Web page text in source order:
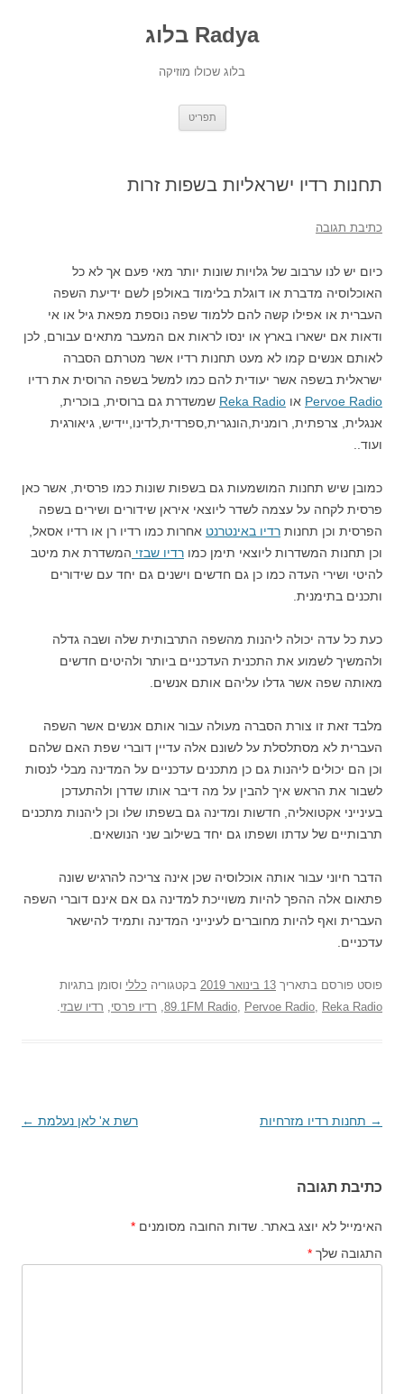
Radya בלוג
בלוג שכולו מוזיקה
תפריט
תחנות רדיו ישראליות בשפות זרות
כתיבת תגובה
כיום יש לנו ערבוב של גלויות שונות יותר מאי פעם אך לא כל
האוכלוסיה מדברת או דוגלת בלימוד באולפן לשם ידיעת השפה
העברית או אפילו קשה להם ללמוד שפה נוספת מפאת גיל או אי
ודאות אם ישארו בארץ או ינסו לראות אם המעבר מתאים עבורם, לכן
לאותם אנשים קמו לא מעט תחנות רדיו אשר מטרתם הסברה
ישראלית בשפה אשר יעודית להם כמו למשל בשפה הרוסית את רדיו
Pervoe Radio או Reka Radio שמשדרת גם ברוסית, בוכרית,
אנגלית, צרפתית, רומנית,הונגרית,ספרדית,לדינו,יידיש, גיאורגית
ועוד..
כמובן שיש תחנות המושמעות גם בשפות שונות כמו פרסית, אשר כאן
פרסית לקחה על עצמה לשדר ליוצאי איראן שידורים ושירים בשפה
הפרסית וכן תחנות רדיו באינטרנט אחרות כמו רדיו רן או רדיו אסאל,
וכן תחנות המשדרות ליוצאי תימן כמו רדיו שבזי המשדרת את מיטב
להיטי ושירי העדה כמו כן גם חדשים וישנים גם יחד עם שידורים
ותכנים בתימנית.
כעת כל עדה יכולה ליהנות מהשפה התרבותית שלה ושבה גדלה
ולהמשיך לשמוע את התכנית העדכניים ביותר ולהיטים חדשים
מאותה שפה אשר גדלו עליהם אותם אנשים.
מלבד זאת זו צורת הסברה מעולה עבור אותם אנשים אשר השפה
העברית לא מסתלסלת על לשונם אלה עדיין דוברי שפת האם שלהם
וכן הם יכולים ליהנות גם כן מתכנים עדכניים על המדינה מבלי לנסות
לשבור את הראש איך להבין על מה דיבר אותו שדרן ולהתעדכן
בעינייני אקטואליה, חדשות ומדינה גם בשפתו שלו וכן ליהנות מתכנים
תרבותיים של עדתו ושפתו גם יחד בשילוב שני הנושאים.
הדבר חיוני עבור אותה אוכלוסיה שכן אינה צריכה להרגיש שונה
פתאום אלה ההפך להיות משוייכת למדינה גם אם אינם דוברי השפה
העברית ואף להיות מחוברים לעינייני המדינה ותמיד להישאר
עדכניים.
פוסט פורסם בתאריך 13 בינואר 2019 בקטגוריה כללי וסומן בתגיות
89.1FM Radio, Pervoe Radio, Reka Radio
, רדיו פרסי, רדיו שבזי.
ניווט
→ תחנות רדיו מזרחיות רשת א' לאן נעלמת ←
כתיבת תגובה
האימייל לא יוצג באתר. שדות החובה מסומנים *
התגובה שלך *